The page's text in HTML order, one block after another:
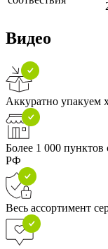
Видео
Аккуратно упакуем
Более 1 000 пунктов
РФ
Весь ассортимент